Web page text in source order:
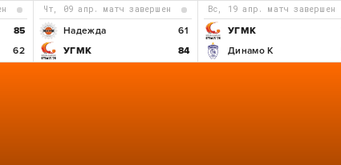
85
62
чт, 09 апр. матч завершен
Надежда
61
УГМК
84
вс, 19 апр. матч завершен
УГМК
Динамо К